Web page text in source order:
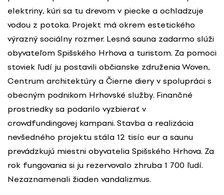
elektriny, kúri sa tu drevom v piecke a ochladzuje
vodou z potoka. Projekt má okrem estetického
výrazný sociálny rozmer. Lesná sauna zadarmo slúži
obyvateľom Spišského Hrhova a turistom. Za pomoci
stoviek ľudí ju postavili občianske združenia Woven,
Centrum architektúry a Čierne diery v spolupráci s
obecným podnikom Hrhovské služby. Finančné
prostriedky sa podarilo vyzbierať v
crowdfundingovej kampani. Stavba a realizácia
nevšedného projektu stála 12 tisíc eur a saunu
prevádzkujú miestni obyvatelia Spišského Hrhova. Za
rok fungovania si ju rezervovalo zhruba 1 700 ľudí.
Nezaznamenali žiaden vandalizmus.